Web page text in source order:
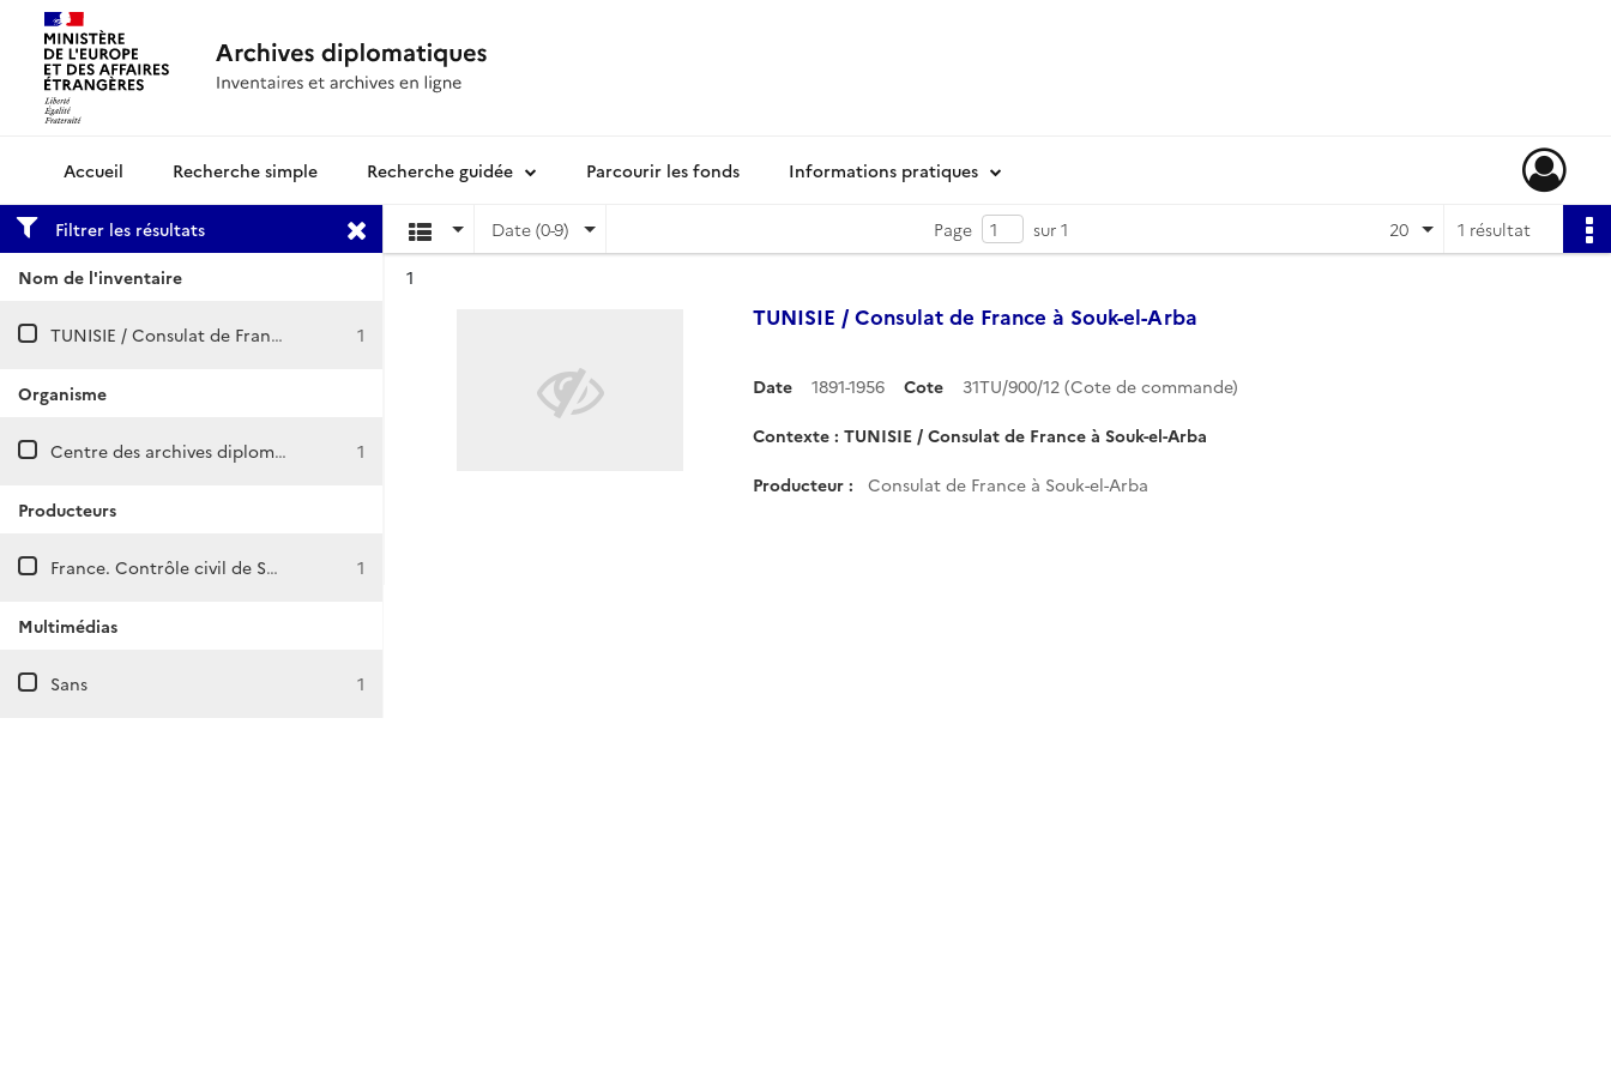
Archives diplomatiquesRecherche simple Recherche guidée Parcourir les fonds Informations pratiques
Filtrer les résultats
Nom de l'inventaire
TUNISIE / Consulat de France à Souk-el-Arba 1
Organisme
Centre des archives diplomatiques de Nantes 1
Producteurs
France. Contrôle civil de Souk-el-Arba. 1
Multimédias
Sans 1
Date (0-9) Page sur 1 1 résultat
20
1
TUNISIE / Consulat de France à Souk-el-Arba
Date 1891-1956 Cote 31TU/900/12 (Cote de commande)
Contexte : TUNISIE / Consulat de France à Souk-el-Arba
Producteur : Consulat de France à Souk-el-Arba